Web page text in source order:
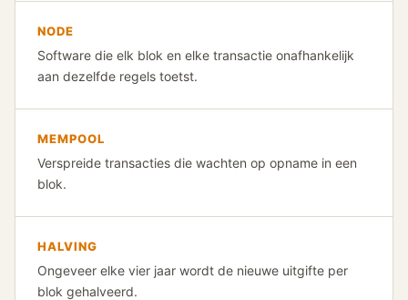
NODE
Software die elk blok en elke transactie onafhankelijk
aan dezelfde regels toetst.
MEMPOOL
Verspreide transacties die wachten op opname in een
blok.
HALVING
Ongeveer elke vier jaar wordt de nieuwe uitgifte per
blok gehalveerd.